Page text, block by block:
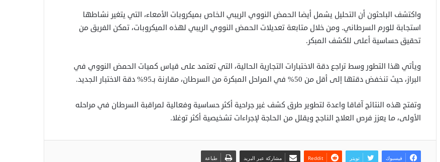
واكتشف الباحثون أن التحليل يشمل أيضا الحمض النووي الريبي الخاص بميكروبات الأمعاء، التي يتغير نشاطها
استجابة للورم السرطاني. ومن خلال متابعة تعديلات الحمض النووي الريبي لهذه الميكروبات، تمكن الفريق من
تحقيق حساسية أعلى للكشف المبكر.
ويأتي هذا التطور وسط تراجع دقة الاختبارات التجارية الحالية، التي تعتمد على قياس كميات الحمض النووي في
البراز، حيث تنخفض دقتها إلى أقل من 50% في المراحل المبكرة من السرطان، مقارنة بـ95% دقة الاختبار الجديد.
وتفتح هذه النتائج آفاقا واعدة لتطوير طرق كشف غير جراحية أكثر حساسية وفعالية لمراقبة السرطان في مراحله
الأولى، ما يعزز فرص العلاج الناجح ويقلل من الحاجة لإجراءات تشخيصية أكثر توغلا.
فيسبوك تويتر مشاركة عبر البريد طباعة